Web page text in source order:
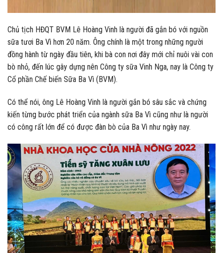
Chủ tịch HĐQT BVM Lê Hoàng Vinh là người đã gắn bó với nguồn
sữa tươi Ba Vì hơn 20 năm. Ông chính là một trong những người
đồng hành từ ngày đầu tiên, khi bà con nơi đây mới chỉ nuôi vài con
bò nhỏ, đến lúc gây dựng nên Công ty sữa Vinh Nga, nay là Công ty
Cổ phần Chế biến Sữa Ba Vì (BVM).
Có thể nói, ông Lê Hoàng Vinh là người gắn bó sâu sắc và chứng
kiến từng bước phát triển của ngành sữa Ba Vì cũng như là người
có công rất lớn để có được đàn bò của Ba Vì như ngày nay.